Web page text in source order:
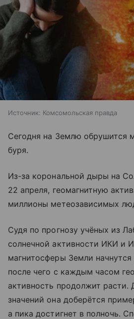
Источник: Комсомольская правда
Сегодня на Землю обрушится
буря.
Из-за корональной дыры на
22 апреля, геомагнитную
миллионы метеозависимых
Судя по прогнозу учёных из
солнечной активности ИКИ и
магнитосферы Земли
после чего с каждым часом
активность продолжит расти.
значений она доберётся
а пика достигнет в полночь.